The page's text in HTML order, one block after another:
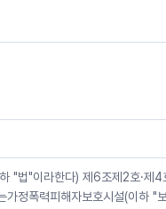
"법"이라한다) 제6조제2호·제
정폭력피해자보호시설(이하 "